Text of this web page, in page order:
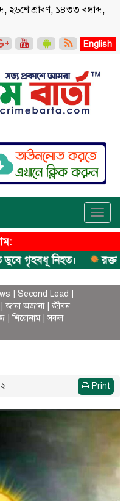
২৬শে শ্রাবণ, ১৪৩৩ বঙ্গাব্দ,
English
Toggle
গৃহবধূ নিহত। রক্তাক্ত
Second Lead
|জানা অজানা|জীবন
|শিরোনাম|সকল
Print